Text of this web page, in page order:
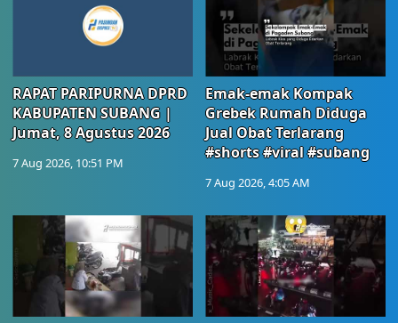
RAPAT PARIPURNA DPRD
KABUPATEN SUBANG |
Jumat, 8 Agustus 2026
7 Aug 2026, 10:51 PM
Emak-emak Kompak
Grebek Rumah Diduga
Jual Obat Terlarang
#shorts #viral #subang
7 Aug 2026, 4:05 AM